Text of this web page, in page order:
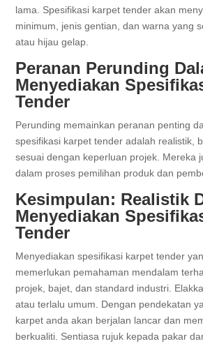
lama. Spesifikasi karpet tender akan
minimum, jenis gentian, dan warna yang
atau hijau gelap.
Peranan Perunding
Menyediakan
Tender
Perunding memainkan peranan penting
spesifikasi karpet tender adalah realistik,
sesuai dengan keperluan projek. Mereka
dalam proses pemilihan produk dan
Kesimpulan: Realistik
Menyediakan
Tender
Menyediakan spesifikasi karpet tender
memerlukan pemahaman mendalam
projek, bajet, dan standard industri.
atau terlalu umum. Dengan pendekatan
karpet anda akan berjalan lancar dan
berkualiti. Sentiasa rujuk kepada pakar